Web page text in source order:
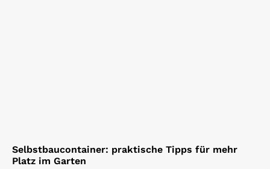
Selbstbaucontainer: praktische Tipps für mehr
Platz im Garten